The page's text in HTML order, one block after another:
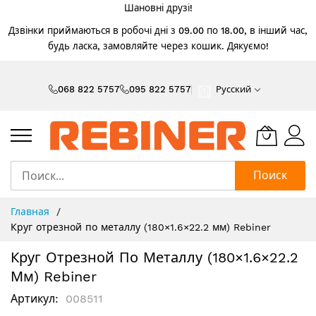
Шановні друзі!
Дзвінки приймаються в робочі дні з 09.00 по 18.00, в інший час,
будь ласка, замовляйте через кошик. Дякуємо!
068 822 5757 095 822 5757 Русский
Поиск
Главная
Круг отрезной по металлу (180×1.6×22.2 мм) Rebiner
Круг Отрезной По Металлу (180×1.6×22.2
Мм) Rebiner
Артикул 008511